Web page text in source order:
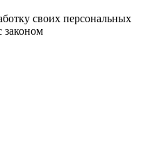
своих персональных
законом